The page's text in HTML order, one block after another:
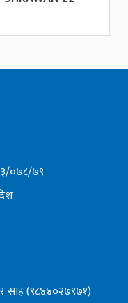
०७८/७९
साह (९८४४०२७९७१)